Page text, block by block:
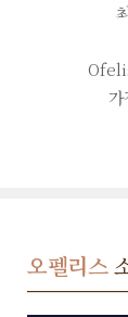
오펠리스